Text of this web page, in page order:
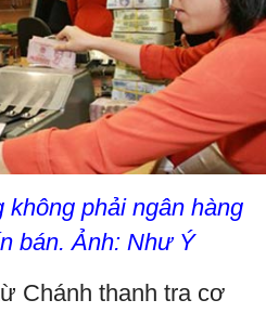
phải ngân hàng
bán. Ảnh: Như Ý
Chánh thanh tra cơ